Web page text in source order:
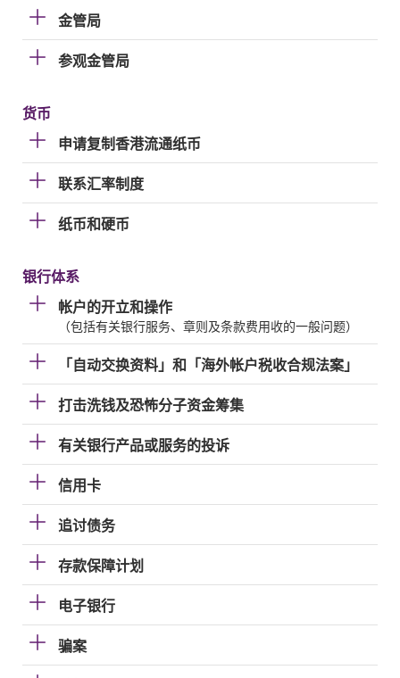
金管局
参观金管局
货币
申请复制香港流通纸币
联系汇率制度
纸币和硬币
银行体系
帐户的开立和操作
（包括有关银行服务、章则及条款费用收的一般问题）
「自动交换资料」和「海外帐户税收合规法案」
打击洗钱及恐怖分子资金筹集
有关银行产品或服务的投诉
信用卡
追讨债务
存款保障计划
电子银行
骗案